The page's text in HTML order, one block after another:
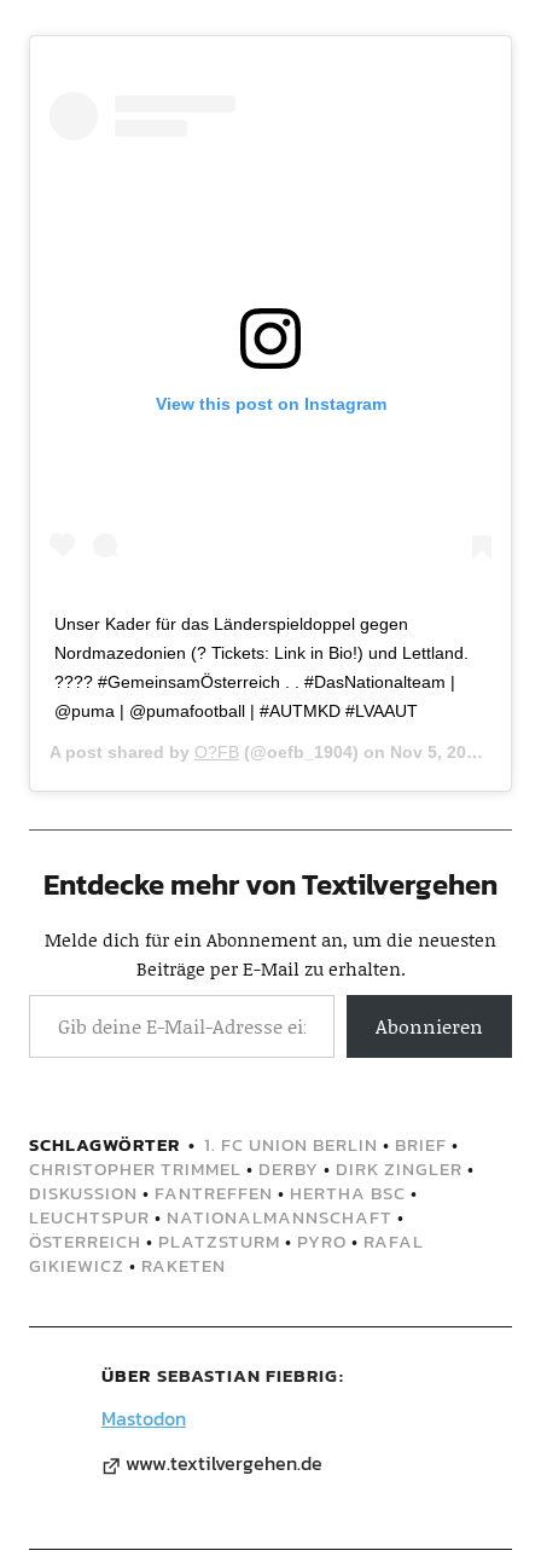
View this post on Instagram
Unser Kader für das Länderspieldoppel gegen
Nordmazedonien (? Tickets: Link in Bio!) und Lettland.
???? #GemeinsamÖsterreich . . #DasNationalteam |
@puma | @pumafootball | #AUTMKD #LVAAUT
A post shared by O?FB(@oefb_1904) on Nov 5, 2019 at 2:31am PST
Entdecke mehr von Textilvergehen
Melde dich für ein Abonnement an, um die neuesten
Beiträge per E-Mail zu erhalten.
Abonnieren
SCHLAGWÖRTER 1. FC UNION BERLIN • BRIEF •
CHRISTOPHER TRIMMEL • DERBY • DIRK ZINGLER •
DISKUSSION • FANTREFFEN • HERTHA BSC •
LEUCHTSPUR • NATIONALMANNSCHAFT •
ÖSTERREICH • PLATZSTURM • PYRO • RAFAL
GIKIEWICZ • RAKETEN
ÜBER SEBASTIAN FIEBRIG
Mastodon
www.textilvergehen.de